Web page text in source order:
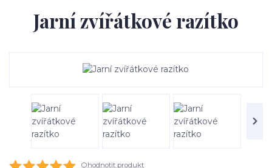
Jarní zvířátkové razítko
Ohodnotit produkt